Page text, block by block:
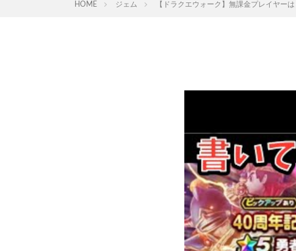
HOME ジェム 【ドラクエウォーク】無課金プレイヤー